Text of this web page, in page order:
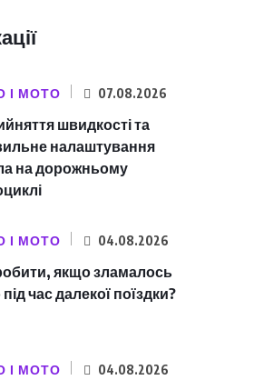
І МОТО 07.08.2026
швидкості та
налаштування
на дорожньому
І МОТО 04.08.2026
якщо зламалось
час далекої поїздки?
І МОТО 04.08.2026